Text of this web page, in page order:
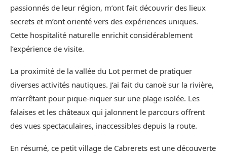
passionnés de leur région, m’ont fait découvrir des lieux
secrets et m’ont orienté vers des expériences uniques.
Cette hospitalité naturelle enrichit considérablement
l’expérience de visite.
La proximité de la vallée du Lot permet de pratiquer
diverses activités nautiques. J’ai fait du canoë sur la rivière,
m’arrêtant pour pique-niquer sur une plage isolée. Les
falaises et les châteaux qui jalonnent le parcours offrent
des vues spectaculaires, inaccessibles depuis la route.
En résumé, ce petit village de Cabrerets est une découverte